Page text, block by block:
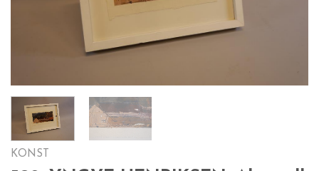
KONST